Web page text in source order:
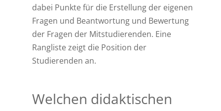
dabei Punkte für die Erstellung der eigenen
Fragen und Beantwortung und Bewertung
der Fragen der Mitstudierenden. Eine
Rangliste zeigt die Position der
Studierenden an.
Welchen didaktischen